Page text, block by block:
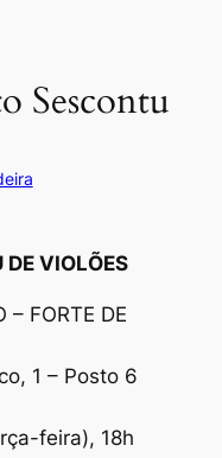
Sescontu
DE VIOLÕES
– FORTE DE
1 – Posto 6
feira), 18h